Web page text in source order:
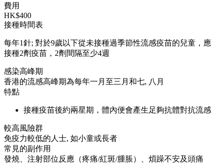
費用
HK$400
接種時間表
每年1針; 對於9歲以下從未接種過季節性流感疫苗的兒童，應
接種2劑疫苗，2劑間隔至少4週
感染高峰期
香港的流感高峰期為每年一月至三月和七, 八月
特點
接種疫苗後約兩星期，體內便會產生足夠抗體對抗流感
較高風險群
免疫力較低的人士, 如小童或長者
常見的副作用
發燒、注射部位反應（疼痛/紅斑/腫脹）、煩躁不安及頭痛